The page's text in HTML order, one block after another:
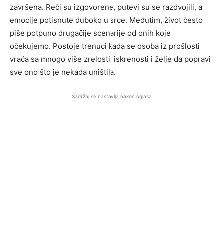
završena. Reči su izgovorene, putevi su se razdvojili, a
emocije potisnute duboko u srce. Međutim, život često
piše potpuno drugačije scenarije od onih koje
očekujemo. Postoje trenuci kada se osoba iz prošlosti
vraća sa mnogo više zrelosti, iskrenosti i želje da popravi
sve ono što je nekada uništila.
Sadržaj se nastavlja nakon oglasa